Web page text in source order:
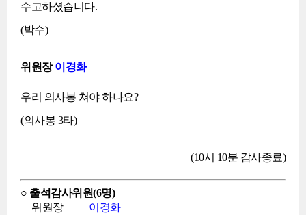
수고하셨습니다.
(박수)
위원장이경화
우리 의사봉 쳐야 하나요?
(의사봉 3타)
(10시 10분 감사종료)
○ 출석감사위원(6명)
위원장
이경화